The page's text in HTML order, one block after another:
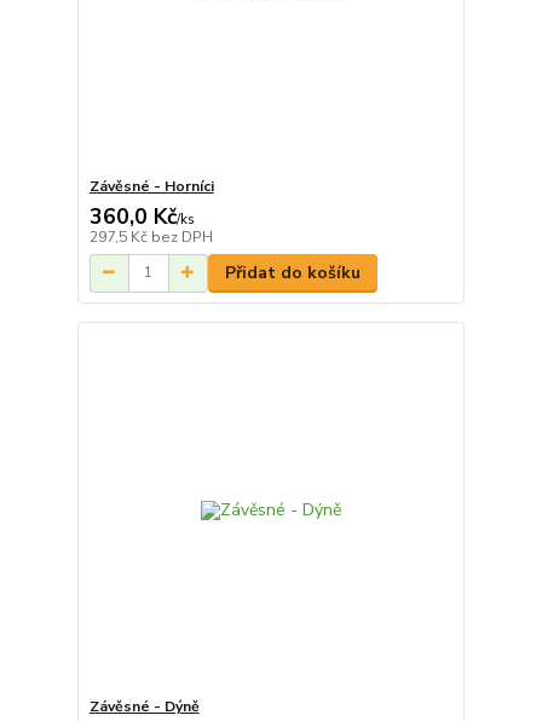
Závěsné - Horníci
360,0 Kč/ks
297,5 Kč bez DPH
Přidat do košíku
Závěsné - Dýně